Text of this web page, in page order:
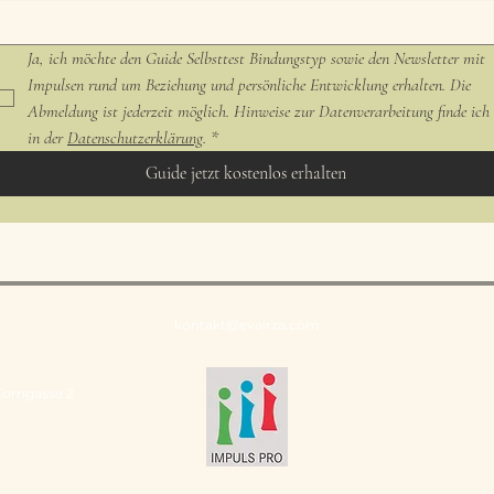
Ja, ich möchte den Guide Selbsttest Bindungstyp sowie den Newsletter mit
Impulsen rund um Beziehung und persönliche Entwicklung erhalten. Die
Abmeldung ist jederzeit möglich. Hinweise zur Datenverarbeitung finde ich
in der Datenschutzerklärung. *
Guide jetzt kostenlos erhalten